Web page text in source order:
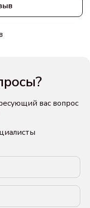
вас вопрос